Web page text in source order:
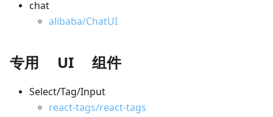
chat
alibaba/ChatUI
专用 UI 组件
Select/Tag/Input
react-tags/react-tags